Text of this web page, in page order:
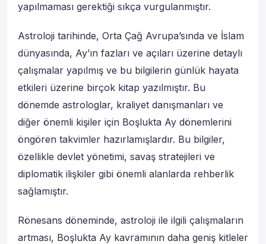
yapılmaması gerektiği sıkça vurgulanmıştır.
Astroloji tarihinde, Orta Çağ Avrupa’sında ve İslam
dünyasında, Ay’ın fazları ve açıları üzerine detaylı
çalışmalar yapılmış ve bu bilgilerin günlük hayata
etkileri üzerine birçok kitap yazılmıştır. Bu
dönemde astrologlar, kraliyet danışmanları ve
diğer önemli kişiler için Boşlukta Ay dönemlerini
öngören takvimler hazırlamışlardır. Bu bilgiler,
özellikle devlet yönetimi, savaş stratejileri ve
diplomatik ilişkiler gibi önemli alanlarda rehberlik
sağlamıştır.
Rönesans döneminde, astroloji ile ilgili çalışmaların
artması, Boşlukta Ay kavramının daha geniş kitleler